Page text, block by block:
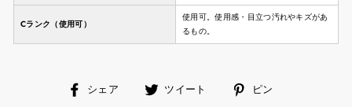
Cランク（使用可）
使用可。使用感・目立つ汚れやキズがあ
るもの。
シェア
facebookツイート ピン